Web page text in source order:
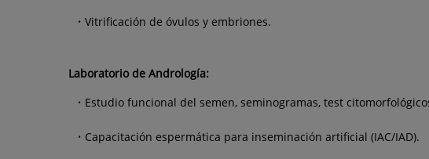
Vitrificación de óvulos y embriones.
Laboratorio de Andrología:
Estudio funcional del semen, seminogramas, test
Capacitación espermática para inseminación artificial (IAC/IAD).